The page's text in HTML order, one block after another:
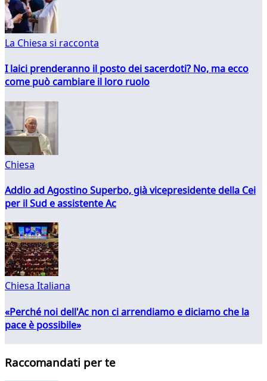
La Chiesa si racconta
I laici prenderanno il posto dei sacerdoti? No, ma ecco
come può cambiare il loro ruolo
Chiesa
Addio ad Agostino Superbo, già vicepresidente della Cei
per il Sud e assistente Ac
Chiesa Italiana
«Perché noi dell'Ac non ci arrendiamo e diciamo che la
pace è possibile»
Raccomandati per te